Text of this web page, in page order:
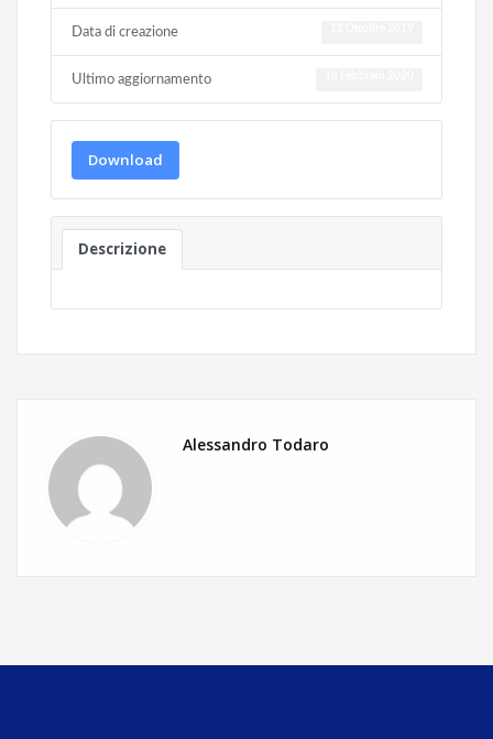
Data di creazione
Ultimo aggiornamento
Download
Descrizione
Alessandro Todaro